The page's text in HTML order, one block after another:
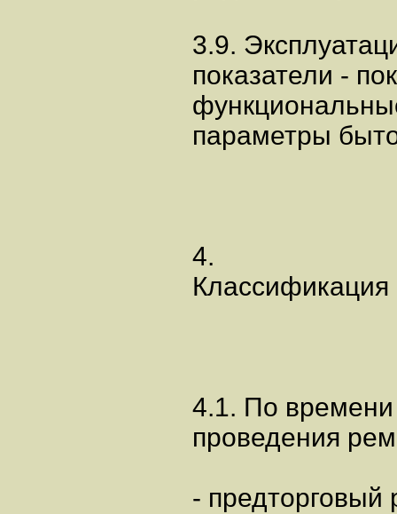
3.9.
показатели -
параметры
4.
4.1. По времени
проведения
- предторговый